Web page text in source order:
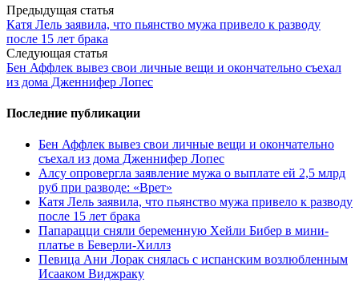
Post
navigation
Предыдущая статья
Катя Лель заявила, что пьянство мужа привело к разводу
после 15 лет брака
Следующая статья
Бен Аффлек вывез свои личные вещи и окончательно съехал
из дома Дженнифер Лопес
Последние публикации
Бен Аффлек вывез свои личные вещи и окончательно
съехал из дома Дженнифер Лопес
Алсу опровергла заявление мужа о выплате ей 2,5 млрд
руб при разводе: «Врет»
Катя Лель заявила, что пьянство мужа привело к разводу
после 15 лет брака
Папарацци сняли беременную Хейли Бибер в мини-
платье в Беверли-Хиллз
Певица Ани Лорак снялась с испанским возлюбленным
Исааком Виджраку